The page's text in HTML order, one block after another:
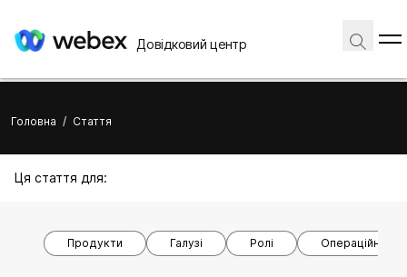
Довідковий центр
Головна / Стаття
Ця стаття для:
Продукти Галузі Ролі Операційні